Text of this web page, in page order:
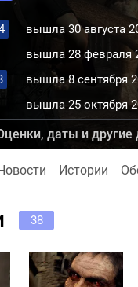
вышла 30 августа
вышла 28 февраля
вышла 8 сентября
вышла 25 октября
даты и другие
Истории
38